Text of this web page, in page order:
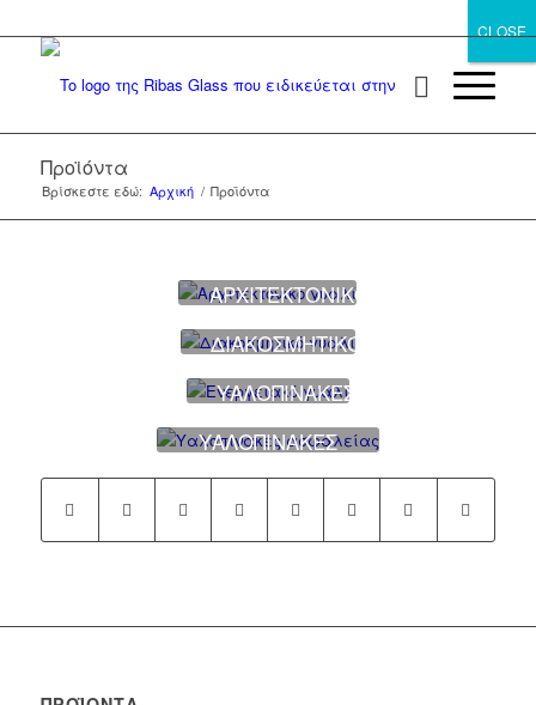
Προϊόντα
Βρίσκεστε εδώ: Αρχική / Προϊόντα
ΑΡΧΙΤΕΚΤΟΝΙΚΟ
ΓΥΑΛΙ
ΔΙΑΚΟΣΜΗΤΙΚΟ
ΓΥΑΛΙ
ΥΑΛΟΠΙΝΑΚΕΣ
ΥΑΛΟΠΙΝΑΚΕΣ
ΑΣΦΑΛΕΙΑΣ
CLOSE
CLOSE